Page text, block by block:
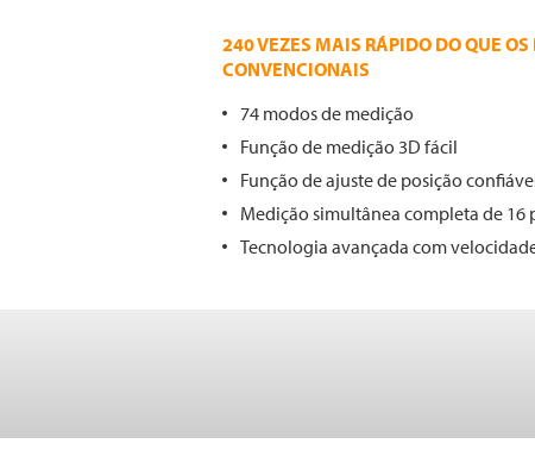
240 VEZES MAIS RÁPIDO DO QUE
CONVENCIONAIS
74 modos de medição
Função de medição 3D fácil
Função de ajuste de posição
Medição simultânea completa de 16
Tecnologia avançada com